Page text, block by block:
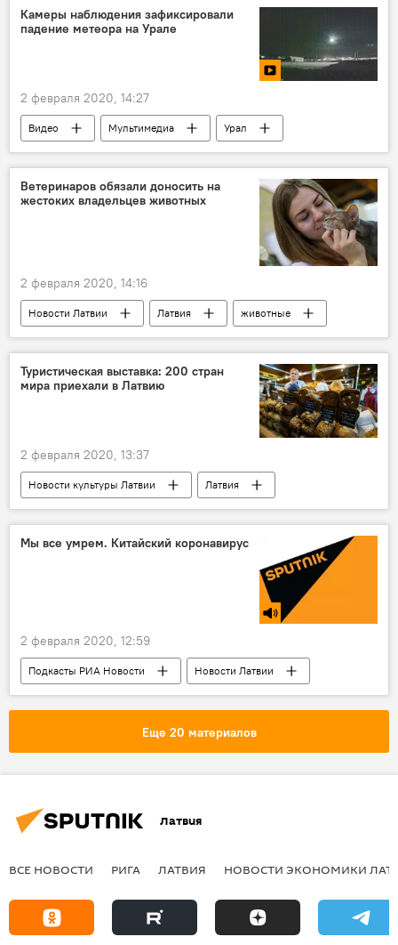
Камеры наблюдения зафиксировали
падение метеора на Урале
2 февраля 2020, 14:27
Видео Мультимедиа
Урал
Россия
метеорит
Ветеринаров обязали доносить на
жестоких владельцев животных
2 февраля 2020, 14:16
Новости Латвии Латвия
животные
Продовольственно-ветеринарная служба
ветеринары
Туристическая выставка: 200 стран
мира приехали в Латвию
2 февраля 2020, 13:37
Новости культуры Латвии
Латвия
Россия
Эстония
Литва
Грузия
Мы все умрем. Китайский коронавирус
2 февраля 2020, 12:59
Подкасты РИА Новости
Новости Латвии
вирус
эпидемия коронавирус
Еще 20 материалов
Латвия
ВСЕ НОВОСТИ РИГА ЛАТВИЯ НОВОСТИ ЭКОНОМИКИ